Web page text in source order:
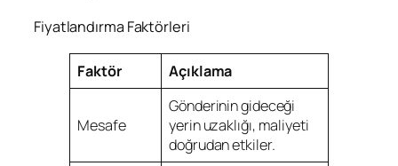
Fiyatlandırma Faktörleri
Faktör Açıklama
Mesafe
Gönderinin gideceği
yerin uzaklığı, maliyeti
doğrudan etkiler.